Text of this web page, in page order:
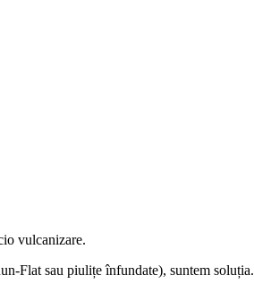
vulcanizare.
Flat sau piulițe înfundate), suntem soluția.